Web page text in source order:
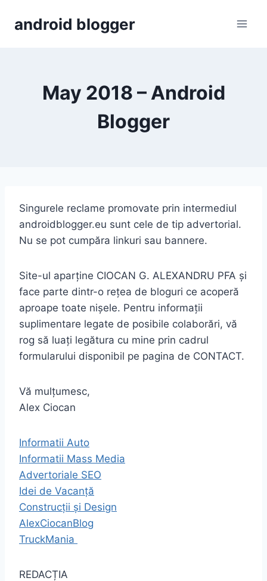
android blogger
May 2018 – Android
Blogger
Singurele reclame promovate prin intermediul
androidblogger.eu sunt cele de tip advertorial.
Nu se pot cumpăra linkuri sau bannere.
Site-ul aparține CIOCAN G. ALEXANDRU PFA și
face parte dintr-o rețea de bloguri ce acoperă
aproape toate nișele. Pentru informații
suplimentare legate de posibile colaborări, vă
rog să luați legătura cu mine prin cadrul
formularului disponibil pe pagina de CONTACT.
Vă mulțumesc,
Alex Ciocan
Informatii Auto
Informatii Mass Media
Advertoriale SEO
Idei de Vacanță
Construcții și Design
AlexCiocanBlog
TruckMania
REDACȚIA